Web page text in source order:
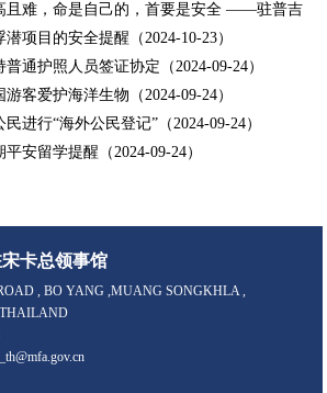
且难，命是自己的，首要是安全 ——驻普吉
项目的安全提醒（2024-10-23）
通护照人员签证协定（2024-09-24）
客爱护海洋生物（2024-09-24）
进行“海外公民登记”（2024-09-24）
安留学提醒（2024-09-24）
卡总领事馆
, BO YANG ,MUANG SONGKHLA ,